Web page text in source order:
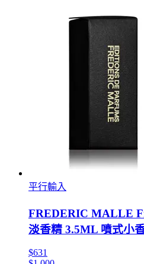
平行輸入
FREDERIC MALLE
淡香精 3.5ML 噴式小
$631